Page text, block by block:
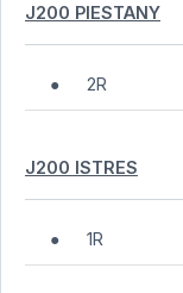
J200 PIESTANY
● 2R
J200 ISTRES
● 1R